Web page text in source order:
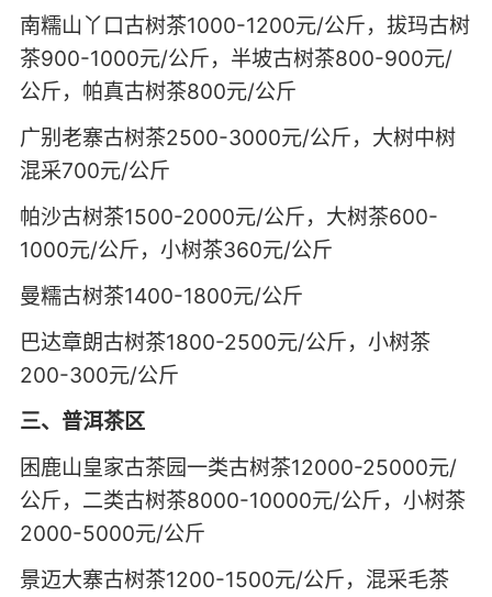
南糯山丫口古树茶1000-1200元/公斤，拔玛古树
茶900-1000元/公斤，半坡古树茶800-900元/
公斤，帕真古树茶800元/公斤
广别老寨古树茶2500-3000元/公斤，大树中树
混采700元/公斤
帕沙古树茶1500-2000元/公斤，大树茶600-
1000元/公斤，小树茶360元/公斤
曼糯古树茶1400-1800元/公斤
巴达章朗古树茶1800-2500元/公斤，小树茶
200-300元/公斤
三、普洱茶区
困鹿山皇家古茶园一类古树茶12000-25000元/
公斤，二类古树茶8000-10000元/公斤，小树茶
2000-5000元/公斤
景迈大寨古树茶1200-1500元/公斤，混采毛茶